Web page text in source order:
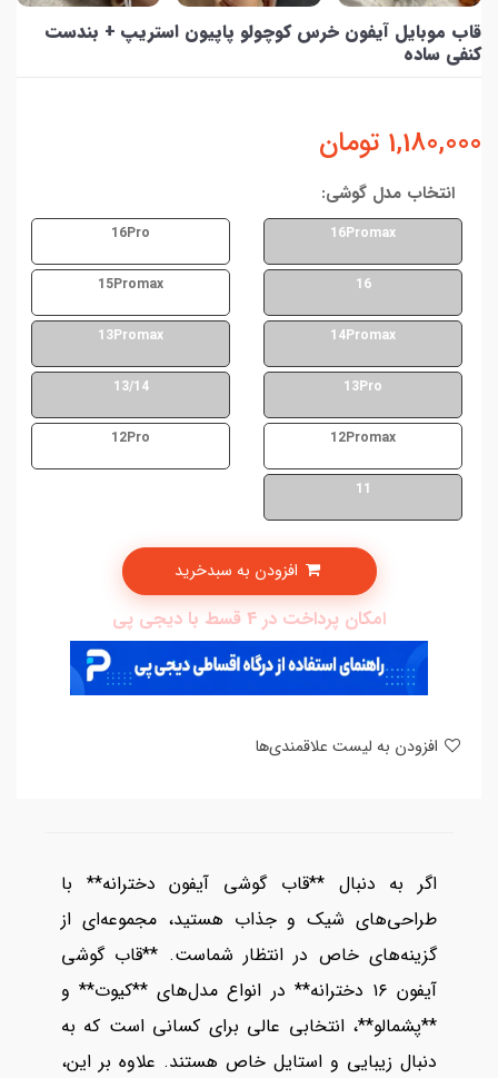
قاب موبایل آیفون خرس کوچولو پاپیون استریپ + بندست
کنفی ساده
1,180,000 تومان
انتخاب مدل گوشی:
16Promax
16Pro
16
15Promax
14Promax
13Promax
13Pro
13/14
12Promax
12Pro
11
امکان پرداخت در 4 قسط با دیجی پی
اگر به دنبال **قاب گوشی آیفون دخترانه** با
طراحی‌های شیک و جذاب هستید، مجموعه‌ای از
گزینه‌های خاص در انتظار شماست. **قاب گوشی
آیفون ۱۶ دخترانه** در انواع مدل‌های **کیوت** و
**پشمالو**، انتخابی عالی برای کسانی است که به
دنبال زیبایی و استایل خاص هستند. علاوه بر این،